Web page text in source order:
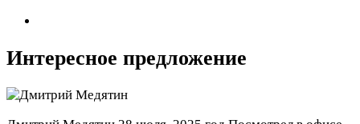
Интересное предложение